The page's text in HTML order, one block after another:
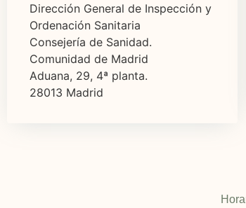
Dirección General de Inspección y
Ordenación Sanitaria
Consejería de Sanidad.
Comunidad de Madrid
Aduana, 29, 4ª planta.
28013 Madrid